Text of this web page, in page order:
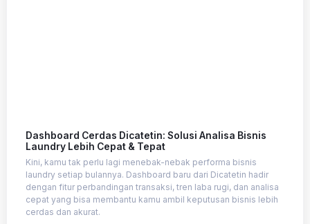
Dashboard Cerdas Dicatetin: Solusi Analisa Bisnis
Laundry Lebih Cepat & Tepat
Kini, kamu tak perlu lagi menebak-nebak performa bisnis
laundry setiap bulannya. Dashboard baru dari Dicatetin hadir
dengan fitur perbandingan transaksi, tren laba rugi, dan analisa
cepat yang bisa membantu kamu ambil keputusan bisnis lebih
cerdas dan akurat.